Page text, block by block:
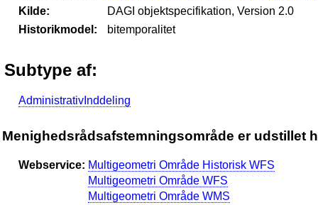
Kilde:
DAGI objektspecifikation, Version 2.0
Historikmodel:
bitemporalitet
Subtype af:
AdministrativInddeling
Menighedsrådsafstemningsområde er udstillet
Webservice: Multigeometri Område Historisk WFS
Multigeometri Område WFS
Multigeometri Område WMS